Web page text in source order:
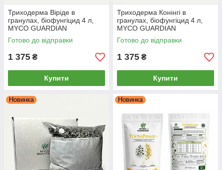
Триходерма Віріде в
гранулах, біофунгіцид 4 л,
MYCO GUARDIAN
Готово до відправки
1 375 ₴
Купити
Триходерма Конінгі в
гранулах, біофунгіцид 4 л,
MYCO GUARDIAN
Готово до відправки
1 375 ₴
Купити
Новинка Новинка